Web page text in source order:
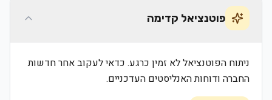
פוטנציאל קדימה
ניתוח הפוטנציאל לא זמין כרגע. כדאי לעקוב אחר חדשות
החברה ודוחות האנליסטים העדכניים.